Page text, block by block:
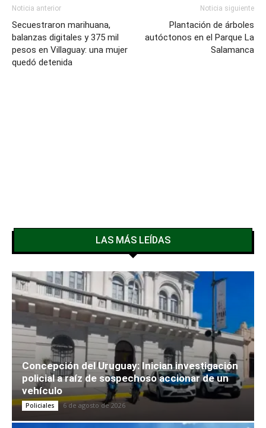
Noticia anterior
Secuestraron marihuana,
balanzas digitales y 375 mil
pesos en Villaguay: una mujer
quedó detenida
Noticia siguiente
Plantación de árboles
autóctonos en el Parque La
Salamanca
LAS MÁS LEÍDAS
Concepción del Uruguay: Inician investigación
policial a raíz de sospechoso accionar de un
vehículo
Policiales 6 de agosto de 2026